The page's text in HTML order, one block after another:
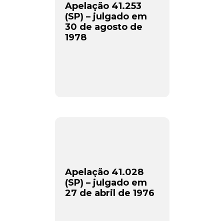
Apelação 41.253
(SP) – julgado em
30 de agosto de
1978
Apelação 41.028
(SP) – julgado em
27 de abril de 1976